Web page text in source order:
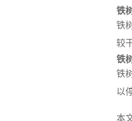
铁
铁
较
铁
铁
以
本